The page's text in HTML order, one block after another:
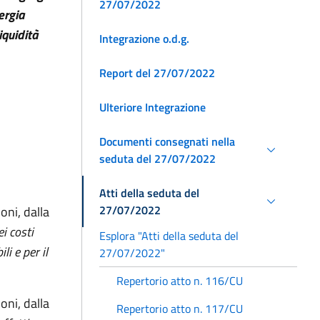
dalla
costi
e per il
dalla
27/07/2022
Integrazione o.d.g.
Report del 27/07/2022
Ulteriore Integrazione
Documenti consegnati nella
seduta del 27/07/2022
Atti della seduta del
27/07/2022
Esplora "Atti della seduta del
27/07/2022"
Repertorio atto n. 116/CU
Repertorio atto n. 117/CU